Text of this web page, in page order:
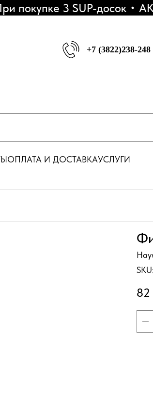
3 SUP-досок
+7 (3822)238-248
ОПЛАТА И ДОСТАВКАУСЛУГИ
SKU:
82